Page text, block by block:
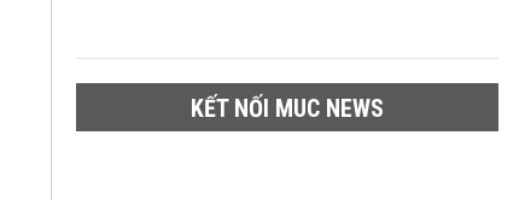
KẾT NỐI MUC NEWS